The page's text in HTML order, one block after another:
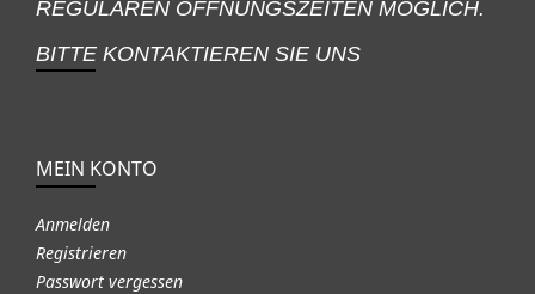
REGULÄREN ÖFFNUNGSZEITEN MÖGLICH.
BITTE KONTAKTIEREN SIE UNS
MEIN KONTO
Anmelden
Registrieren
Passwort vergessen